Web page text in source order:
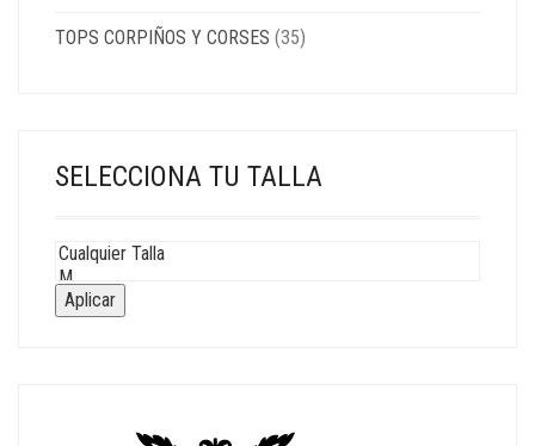
TOPS CORPIÑOS Y CORSES (35)
SELECCIONA TU TALLA
Aplicar